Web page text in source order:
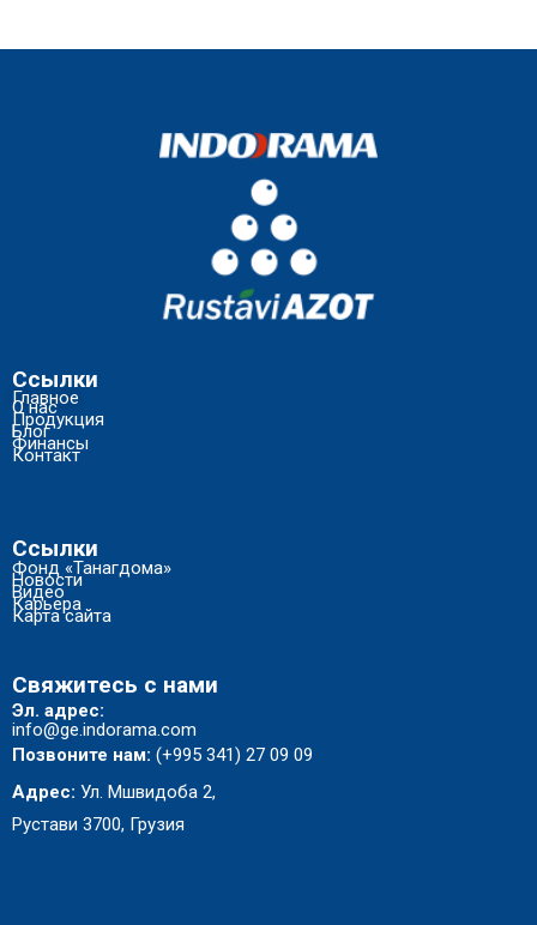
Ссылки
Главное
О нас
Продукция
Блог
Финансы
Контакт
Ссылки
Фонд «Танагдома»
Новости
Видео
Карьера
Карта сайта
Свяжитесь с нами
Эл. адрес:
info@ge.indorama.com
Позвоните нам: (+995 341) 27 09 09
Адрес: Ул. Мшвидоба 2,
Рустави 3700, Грузия